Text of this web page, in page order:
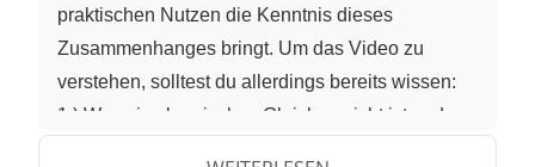
praktischen Nutzen die Kenntnis dieses
Zusammenhanges bringt. Um das Video zu
verstehen, solltest du allerdings bereits wissen:
1.) Was ein chemisches Gleichgewicht ist und